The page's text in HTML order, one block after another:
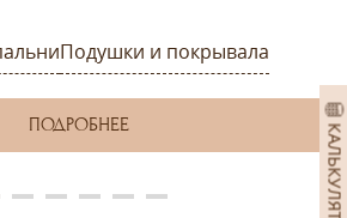
Подушки и покрывала
ПОДРОБНЕЕ